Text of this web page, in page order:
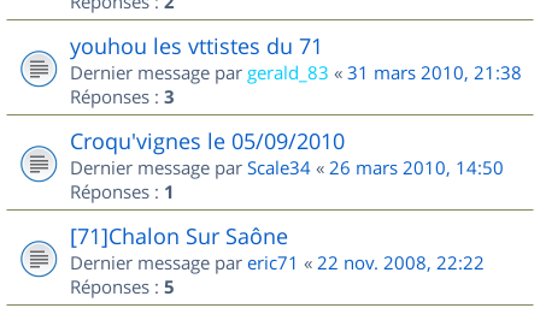
youhou les vttistes du 71
Dernier message par gerald_83 « 31 mars 2010, 21:38
Réponses : 3
Croqu'vignes le 05/09/2010
Dernier message par Scale34 « 26 mars 2010, 14:50
Réponses : 1
[71]Chalon Sur Saône
Dernier message par eric71 « 22 nov. 2008, 22:22
Réponses : 5